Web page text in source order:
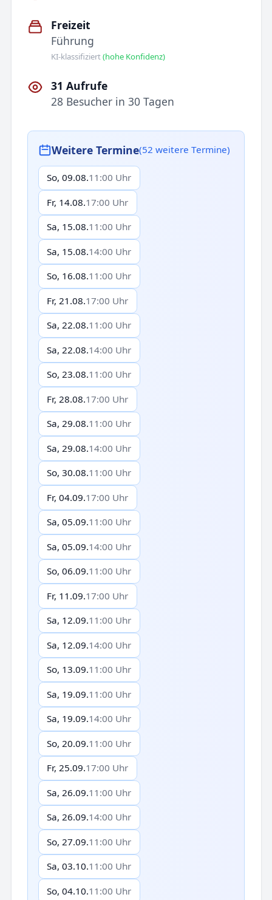
Freizeit
Führung
KI-klassifiziert(hohe Konfidenz)
31 Aufrufe
28 Besucher in 30 Tagen
Weitere Termine(52 weitere Termine)
So, 09.08.11:00 Uhr
Fr, 14.08.17:00 Uhr
Sa, 15.08.11:00 Uhr
Sa, 15.08.14:00 Uhr
So, 16.08.11:00 Uhr
Fr, 21.08.17:00 Uhr
Sa, 22.08.11:00 Uhr
Sa, 22.08.14:00 Uhr
So, 23.08.11:00 Uhr
Fr, 28.08.17:00 Uhr
Sa, 29.08.11:00 Uhr
Sa, 29.08.14:00 Uhr
So, 30.08.11:00 Uhr
Fr, 04.09.17:00 Uhr
Sa, 05.09.11:00 Uhr
Sa, 05.09.14:00 Uhr
So, 06.09.11:00 Uhr
Fr, 11.09.17:00 Uhr
Sa, 12.09.11:00 Uhr
Sa, 12.09.14:00 Uhr
So, 13.09.11:00 Uhr
Sa, 19.09.11:00 Uhr
Sa, 19.09.14:00 Uhr
So, 20.09.11:00 Uhr
Fr, 25.09.17:00 Uhr
Sa, 26.09.11:00 Uhr
Sa, 26.09.14:00 Uhr
So, 27.09.11:00 Uhr
Sa, 03.10.11:00 Uhr
So, 04.10.11:00 Uhr